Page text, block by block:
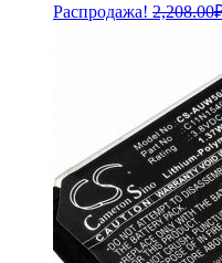
Распродажа! 2,208.00